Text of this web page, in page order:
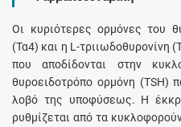
Οι κυριότερες ορμόνες του
(Τα4) και η L-τριιωδοθυρονίνη
που αποδίδονται στην
θυροειδοτρόπο ορμόνη (TSH)
λοβό της υποφύσεως. Η
ρυθμίζεται από τα